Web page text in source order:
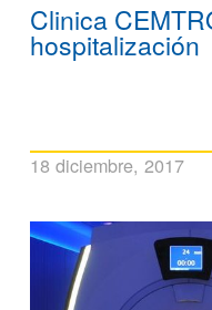
Clinica
hospitalización
18 diciembre, 2017